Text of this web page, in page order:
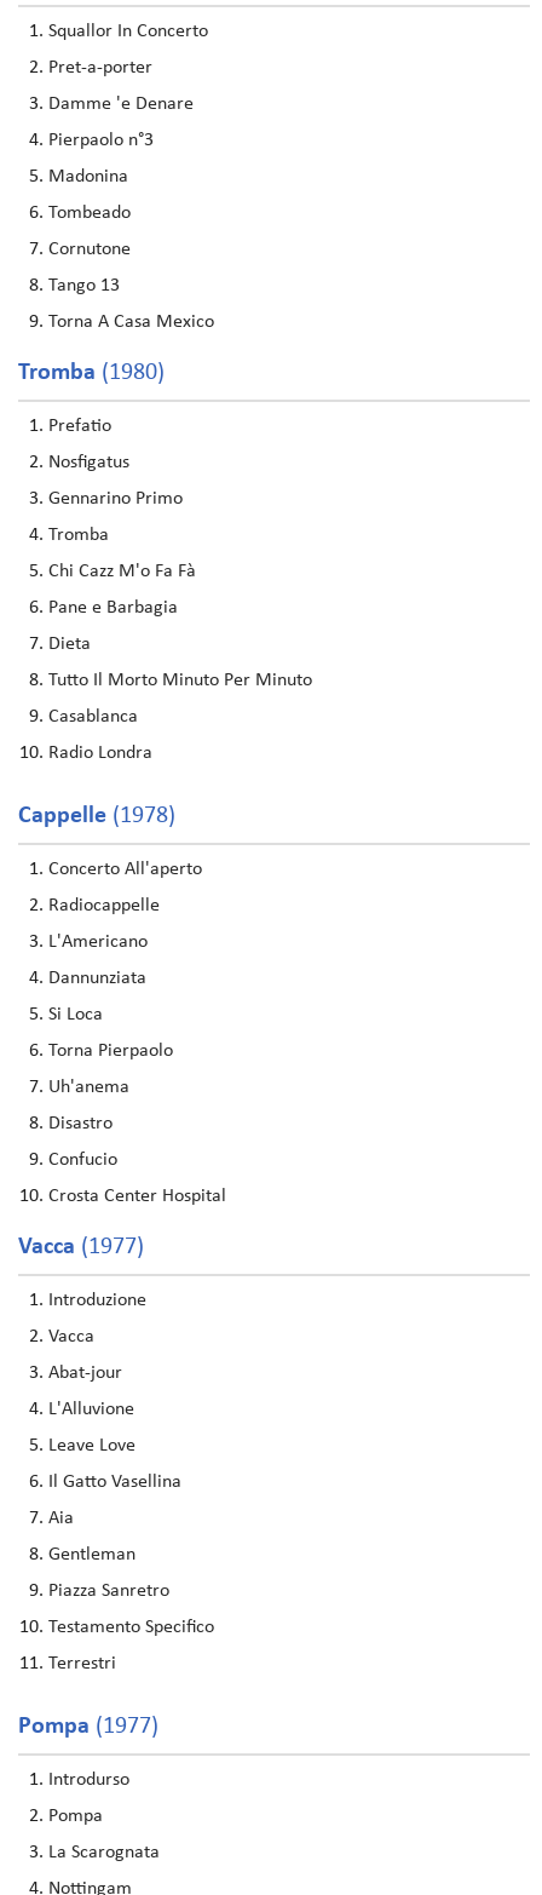
Squallor In Concerto
Pret-a-porter
Damme 'e Denare
Pierpaolo n°3
Madonina
Tombeado
Cornutone
Tango 13
Torna A Casa Mexico
Tromba (1980)
Prefatio
Nosfigatus
Gennarino Primo
Tromba
Chi Cazz M'o Fa Fà
Pane e Barbagia
Dieta
Tutto Il Morto Minuto Per Minuto
Casablanca
Radio Londra
Cappelle (1978)
Concerto All'aperto
Radiocappelle
L'Americano
Dannunziata
Si Loca
Torna Pierpaolo
Uh'anema
Disastro
Confucio
Crosta Center Hospital
Vacca (1977)
Introduzione
Vacca
Abat-jour
L'Alluvione
Leave Love
Il Gatto Vasellina
Aia
Gentleman
Piazza Sanretro
Testamento Specifico
Terrestri
Pompa (1977)
Introdurso
Pompa
La Scarognata
Nottingam